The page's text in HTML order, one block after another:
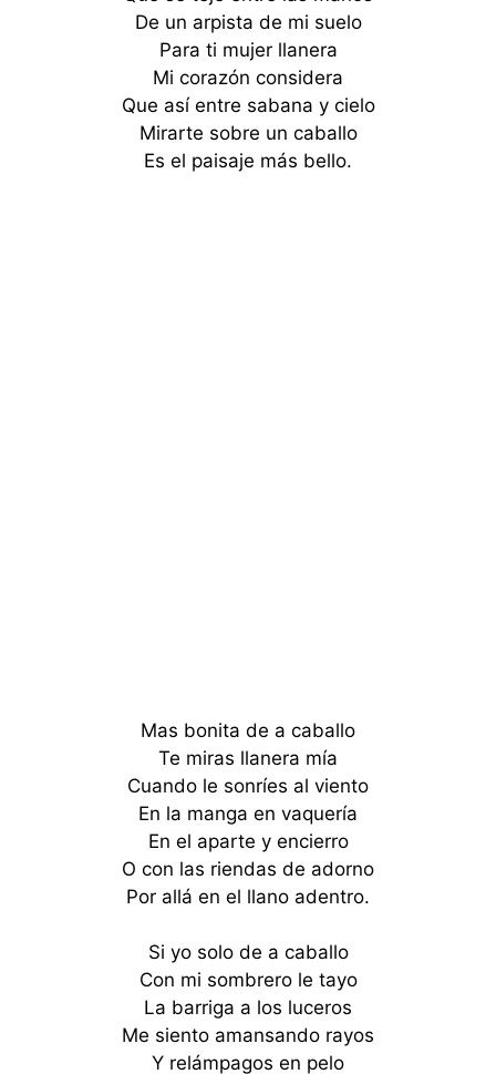
De un arpista de mi suelo
Para ti mujer llanera
Mi corazón considera
Que así entre sabana y cielo
Mirarte sobre un caballo
Es el paisaje más bello.
Mas bonita de a caballo
Te miras llanera mía
Cuando le sonríes al viento
En la manga en vaquería
En el aparte y encierro
O con las riendas de adorno
Por allá en el llano adentro.
Si yo solo de a caballo
Con mi sombrero le tayo
La barriga a los luceros
Me siento amansando rayos
Y relámpagos en pelo